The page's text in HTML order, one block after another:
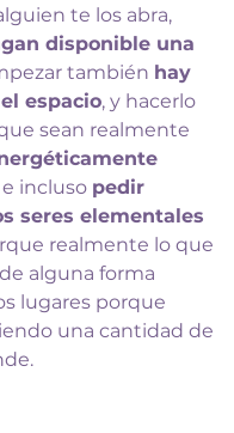
te los abra,
disponible una
también hay
espacio, y hacerlo
sean realmente
e incluso pedir
seres elementales
realmente lo que
de alguna forma
lugares porque
una cantidad de